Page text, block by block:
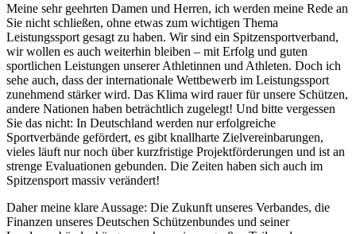
Meine sehr geehrten Damen und Herren, ich werden meine Rede an
Sie nicht schließen, ohne etwas zum wichtigen Thema
Leistungssport gesagt zu haben. Wir sind ein Spitzensportverband,
wir wollen es auch weiterhin bleiben – mit Erfolg und guten
sportlichen Leistungen unserer Athletinnen und Athleten. Doch ich
sehe auch, dass der internationale Wettbewerb im Leistungssport
zunehmend stärker wird. Das Klima wird rauer für unsere Schützen,
andere Nationen haben beträchtlich zugelegt! Und bitte vergessen
Sie das nicht: In Deutschland werden nur erfolgreiche
Sportverbände gefördert, es gibt knallharte Zielvereinbarungen,
vieles läuft nur noch über kurzfristige Projektförderungen und ist an
strenge Evaluationen gebunden. Die Zeiten haben sich auch im
Spitzensport massiv verändert!
Daher meine klare Aussage: Die Zukunft unseres Verbandes, die
Finanzen unseres Deutschen Schützenbundes und seiner